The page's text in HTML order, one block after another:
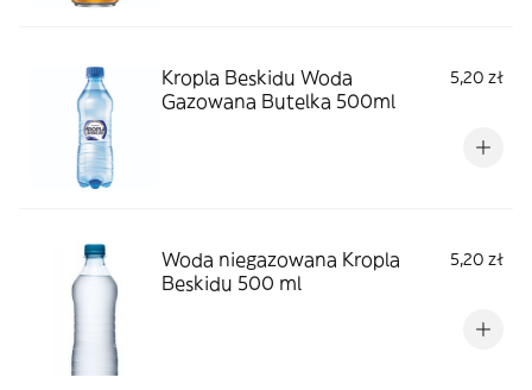
Kropla Beskidu Woda
Gazowana Butelka 500ml
5,20 zł
Woda niegazowana Kropla
Beskidu 500 ml
5,20 zł